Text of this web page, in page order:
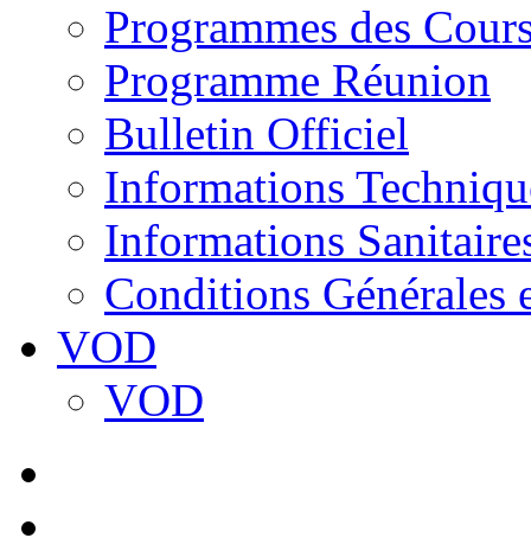
Programmes des
Programme Réunion
Bulletin Officiel
Informations
Informations
Conditions Générales
VOD
VOD